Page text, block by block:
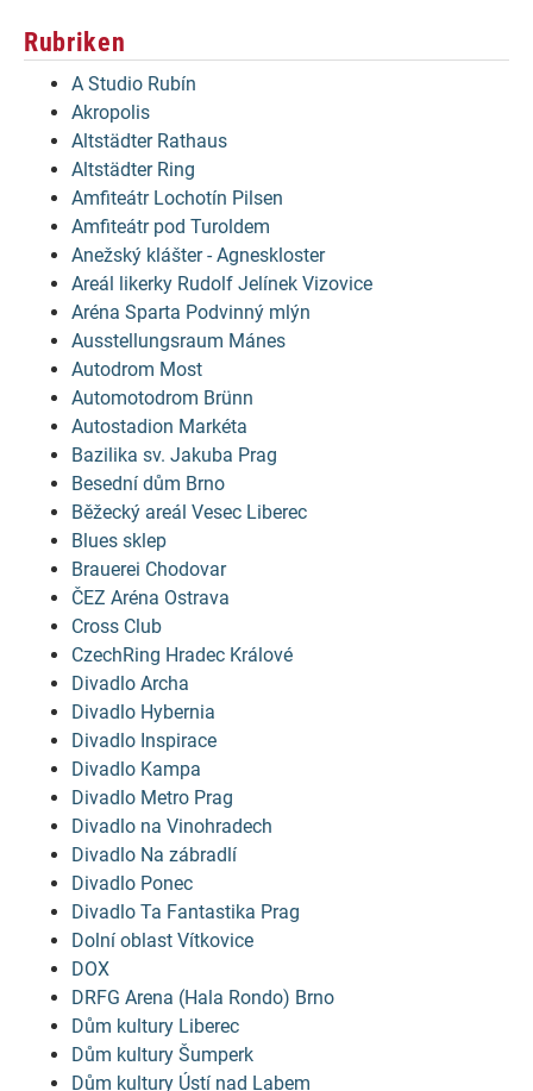
Rubriken
A Studio Rubín
Akropolis
Altstädter Rathaus
Altstädter Ring
Amfiteátr Lochotín Pilsen
Amfiteátr pod Turoldem
Anežský klášter - Agneskloster
Areál likerky Rudolf Jelínek Vizovice
Aréna Sparta Podvinný mlýn
Ausstellungsraum Mánes
Autodrom Most
Automotodrom Brünn
Autostadion Markéta
Bazilika sv. Jakuba Prag
Besední dům Brno
Běžecký areál Vesec Liberec
Blues sklep
Brauerei Chodovar
ČEZ Aréna Ostrava
Cross Club
CzechRing Hradec Králové
Divadlo Archa
Divadlo Hybernia
Divadlo Inspirace
Divadlo Kampa
Divadlo Metro Prag
Divadlo na Vinohradech
Divadlo Na zábradlí
Divadlo Ponec
Divadlo Ta Fantastika Prag
Dolní oblast Vítkovice
DOX
DRFG Arena (Hala Rondo) Brno
Dům kultury Liberec
Dům kultury Šumperk
Dům kultury Ústí nad Labem